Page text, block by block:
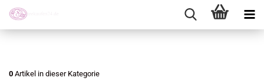
0 Artikel in dieser Kategorie